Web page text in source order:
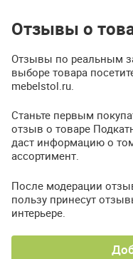
Отзывы о
Отзывы по реальным
выборе товара
mebelstol.ru.
Станьте первым
отзыв о товаре
даст информацию о
ассортимент.
После модерации
пользу принесут
интерьере.